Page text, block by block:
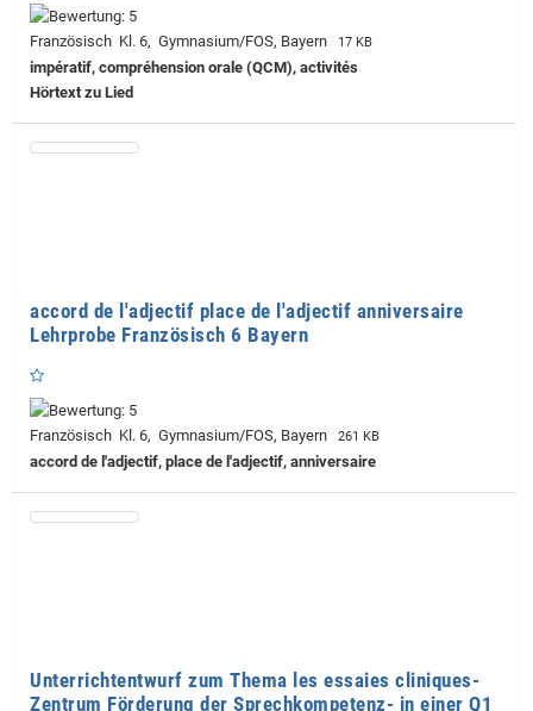
Französisch Kl. 6, Gymnasium/FOS, Bayern 17 KB
impératif, compréhension orale (QCM), activités
Hörtext zu Lied
accord de l'adjectif place de l'adjectif anniversaire
Lehrprobe Französisch 6 Bayern
Französisch Kl. 6, Gymnasium/FOS, Bayern 261 KB
accord de l'adjectif, place de l'adjectif, anniversaire
Unterrichtentwurf zum Thema les essaies cliniques-
Zentrum Förderung der Sprechkompetenz- in einer Q1